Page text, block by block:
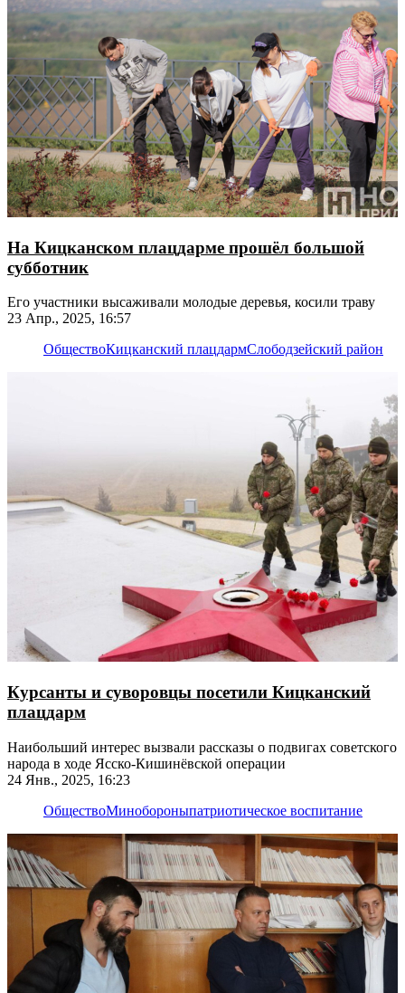
На Кицканском плацдарме прошёл большой
субботник
Его участники высаживали молодые деревья, косили траву
23 Апр., 2025, 16:57
ОбществоКицканский плацдармСлободзейский район
Курсанты и суворовцы посетили Кицканский
плацдарм
Наибольший интерес вызвали рассказы о подвигах советского
народа в ходе Ясско-Кишинёвской операции
24 Янв., 2025, 16:23
ОбществоМинобороныпатриотическое воспитание